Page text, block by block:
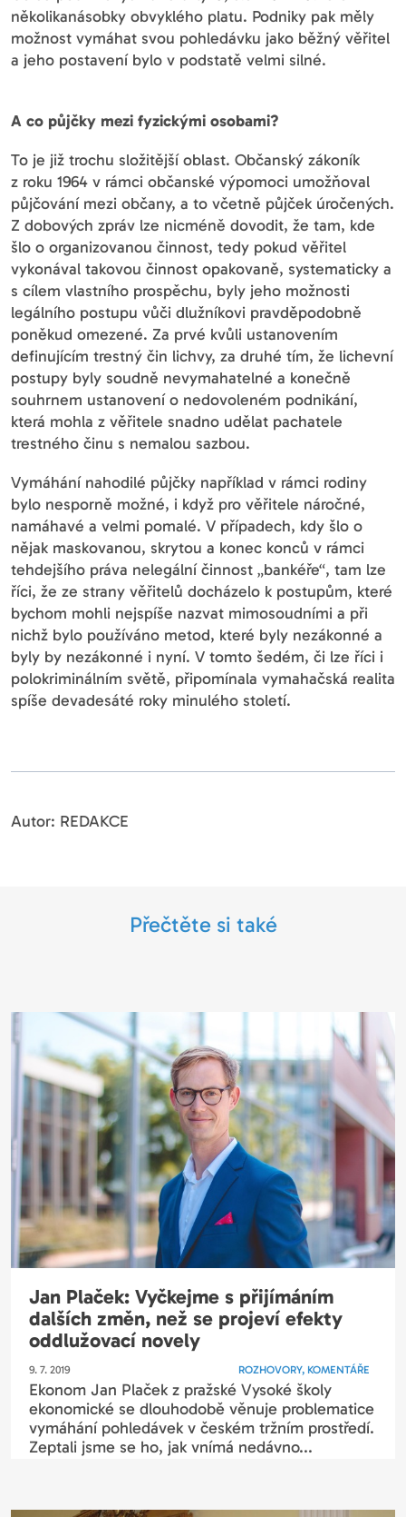
několikanásobky obvyklého platu. Podniky pak měly
možnost vymáhat svou pohledávku jako běžný věřitel
a jeho postavení bylo v podstatě velmi silné.
A co půjčky mezi fyzickými osobami?
To je již trochu složitější oblast. Občanský zákoník
z roku 1964 v rámci občanské výpomoci umožňoval
půjčování mezi občany, a to včetně půjček úročených.
Z dobových zpráv lze nicméně dovodit, že tam, kde
šlo o organizovanou činnost, tedy pokud věřitel
vykonával takovou činnost opakovaně, systematicky a
s cílem vlastního prospěchu, byly jeho možnosti
legálního postupu vůči dlužníkovi pravděpodobně
poněkud omezené. Za prvé kvůli ustanovením
definujícím trestný čin lichvy, za druhé tím, že lichevní
postupy byly soudně nevymahatelné a konečně
souhrnem ustanovení o nedovoleném podnikání,
která mohla z věřitele snadno udělat pachatele
trestného činu s nemalou sazbou.
Vymáhání nahodilé půjčky například v rámci rodiny
bylo nesporně možné, i když pro věřitele náročné,
namáhavé a velmi pomalé. V případech, kdy šlo o
nějak maskovanou, skrytou a konec konců v rámci
tehdejšího práva nelegální činnost „bankéře“, tam lze
říci, že ze strany věřitelů docházelo k postupům, které
bychom mohli nejspíše nazvat mimosoudními a při
nichž bylo používáno metod, které byly nezákonné a
byly by nezákonné i nyní. V tomto šedém, či lze říci i
polokriminálním světě, připomínala vymahačská realita
spíše devadesáté roky minulého století.
Autor: REDAKCE
Přečtěte si také
Jan Plaček: Vyčkejme s přijímáním
dalších změn, než se projeví efekty
oddlužovací novely
9. 7. 2019 ROZHOVORY, KOMENTÁŘE
Ekonom Jan Plaček z pražské Vysoké školy
ekonomické se dlouhodobě věnuje problematice
vymáhání pohledávek v českém tržním prostředí.
Zeptali jsme se ho, jak vnímá nedávno...